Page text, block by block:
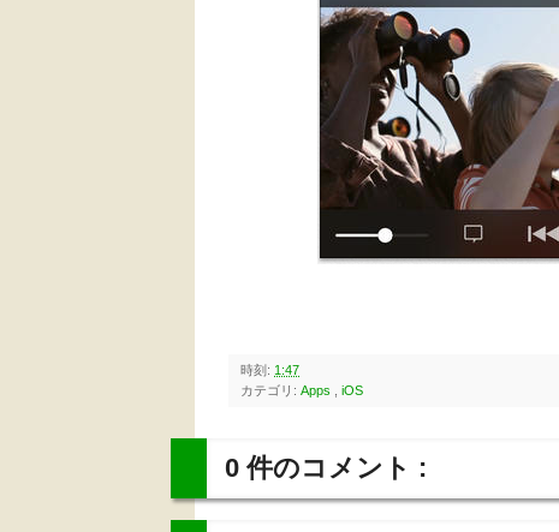
時刻: 1:47
カテゴリ: Apps iOS
0 件のコメント :